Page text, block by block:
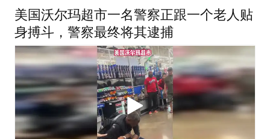
美国沃尔玛超市一名警察正跟一个老人贴
身搏斗，警察最终将其逮捕